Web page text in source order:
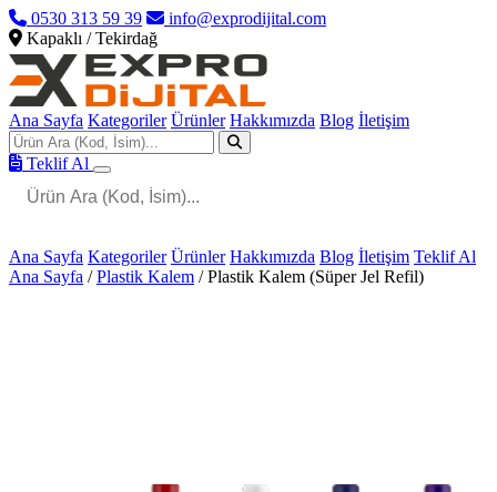
0530 313 59 39
info@exprodijital.com
Kapaklı / Tekirdağ
Ana Sayfa Kategoriler Ürünler Hakkımızda Blog İletişim
Teklif Al
Ana Sayfa Kategoriler Ürünler Hakkımızda Blog İletişim Teklif Al
Ana Sayfa / Plastik Kalem / Plastik Kalem (Süper Jel Refil)